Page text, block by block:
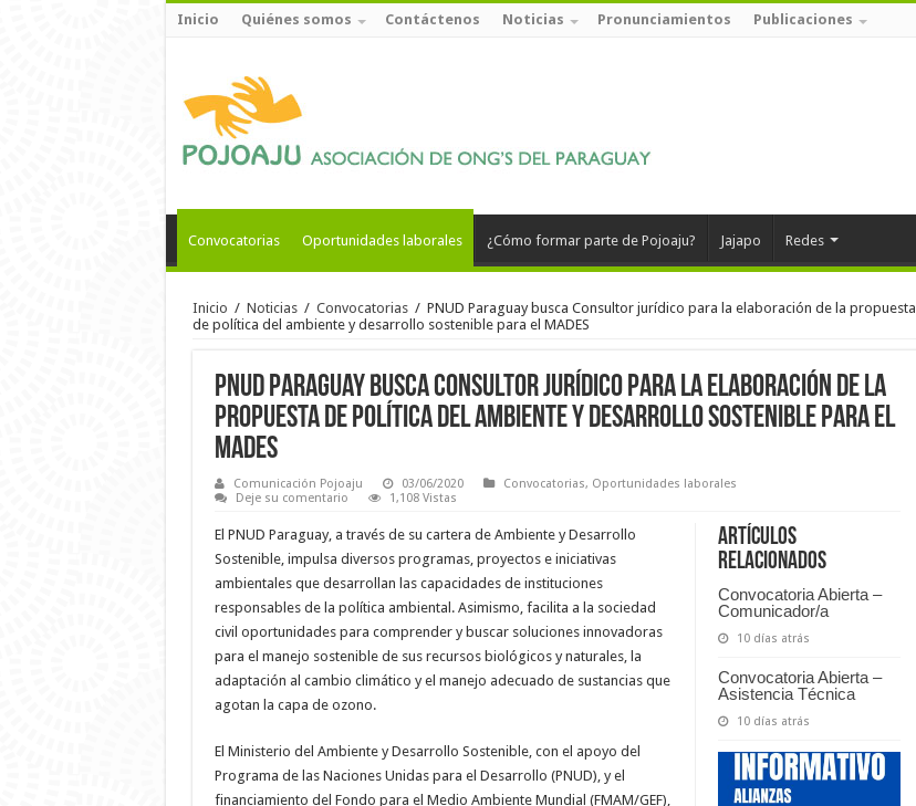
Inicio Quiénes somos Contáctenos Noticias Pronunciamientos Publicaciones
Convocatorias Oportunidades laborales ¿Cómo formar parte de Pojoaju? Jajapo Redes
Inicio / Noticias / Convocatorias / PNUD Paraguay busca Consultor jurídico para la elaboración de la propuesta
de política del ambiente y desarrollo sostenible para el MADES
PNUD Paraguay busca Consultor jurídico para la elaboración de la
propuesta de política del ambiente y desarrollo sostenible para el
MADES
Comunicación Pojoaju 03/06/2020 Convocatorias, Oportunidades laborales
Deje su comentario
1,108 Vistas
Artículos
relacionados
Convocatoria Abierta –
Comunicador/a
10 días atrás
Convocatoria Abierta –
Asistencia Técnica
10 días atrás
El PNUD Paraguay, a través de su cartera de Ambiente y Desarrollo
Sostenible, impulsa diversos programas, proyectos e iniciativas
ambientales que desarrollan las capacidades de instituciones
responsables de la política ambiental. Asimismo, facilita a la sociedad
civil oportunidades para comprender y buscar soluciones innovadoras
para el manejo sostenible de sus recursos biológicos y naturales, la
adaptación al cambio climático y el manejo adecuado de sustancias que
agotan la capa de ozono.
El Ministerio del Ambiente y Desarrollo Sostenible, con el apoyo del
Programa de las Naciones Unidas para el Desarrollo (PNUD), y el
financiamiento del Fondo para el Medio Ambiente Mundial (FMAM/GEF),